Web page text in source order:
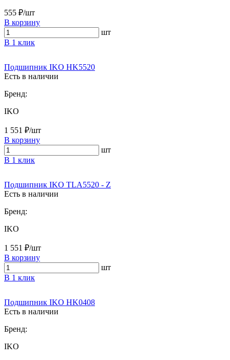
555 ₽/шт
В корзину
шт
В 1 клик
Подшипник IKO HK5520
Есть в наличии
Бренд:
IKO
1 551 ₽/шт
В корзину
шт
В 1 клик
Подшипник IKO TLA5520 - Z
Есть в наличии
Бренд:
IKO
1 551 ₽/шт
В корзину
шт
В 1 клик
Подшипник IKO HK0408
Есть в наличии
Бренд:
IKO